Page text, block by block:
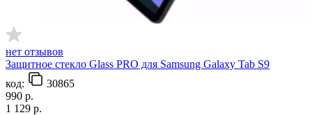
нет отзывов
Защитное стекло Glass PRO для Samsung Galaxy Tab S9
код:
30865
990 р.
1 129 р.